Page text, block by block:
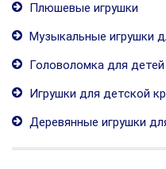
Плюшевые игрушки
Музыкальные игрушки
Головоломка для детей
Игрушки для детской
Деревянные игрушки